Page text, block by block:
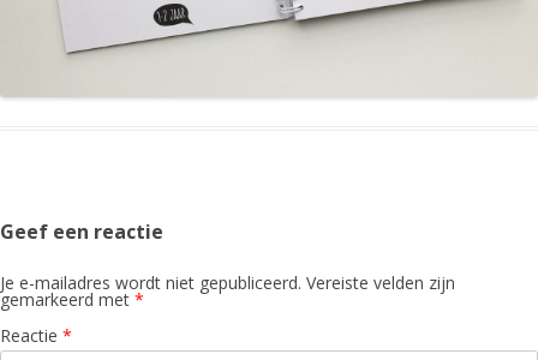
Geef een reactie
Je e-mailadres wordt niet gepubliceerd. Vereiste velden zijn
gemarkeerd met *
Reactie *